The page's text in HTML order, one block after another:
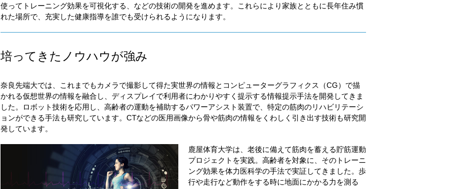
使ってトレーニング効果を可視化する、などの技術の開発を進めます。これらにより家族とともに長年住み慣
れた場所で、充実した健康指導を誰でも受けられるようになります。
培ってきたノウハウが強み
奈良先端大では、これまでもカメラで撮影して得た実世界の情報とコンピューターグラフィクス（CG）で描
かれる仮想世界の情報を融合し、ディスプレイで利用者にわかりやすく提示する情報提示手法を開発してきま
した。ロボット技術を応用し、高齢者の運動を補助するパワーアシスト装置で、特定の筋肉のリハビリテーシ
ョンができる手法も研究しています。CTなどの医用画像から骨や筋肉の情報をくわしく引き出す技術も研究開
発しています。
鹿屋体育大学は、老後に備えて筋肉を蓄える貯筋運動
プロジェクトを実践。高齢者を対象に、そのトレーニ
ング効果を体力医科学の手法で実証してきました。歩
行や走行など動作をする時に地面にかかる力を測る